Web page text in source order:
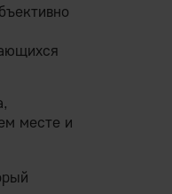
месте и